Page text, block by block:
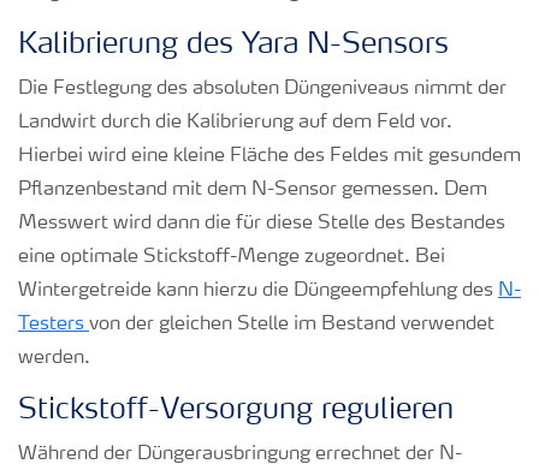
Kalibrierung des Yara N-Sensors
Die Festlegung des absoluten Düngeniveaus nimmt der
Landwirt durch die Kalibrierung auf dem Feld vor.
Hierbei wird eine kleine Fläche des Feldes mit gesundem
Pflanzenbestand mit dem N-Sensor gemessen. Dem
Messwert wird dann die für diese Stelle des Bestandes
eine optimale Stickstoff-Menge zugeordnet. Bei
Wintergetreide kann hierzu die Düngeempfehlung des N-
Testers von der gleichen Stelle im Bestand verwendet
werden.
Stickstoff-Versorgung regulieren
Während der Düngerausbringung errechnet der N-